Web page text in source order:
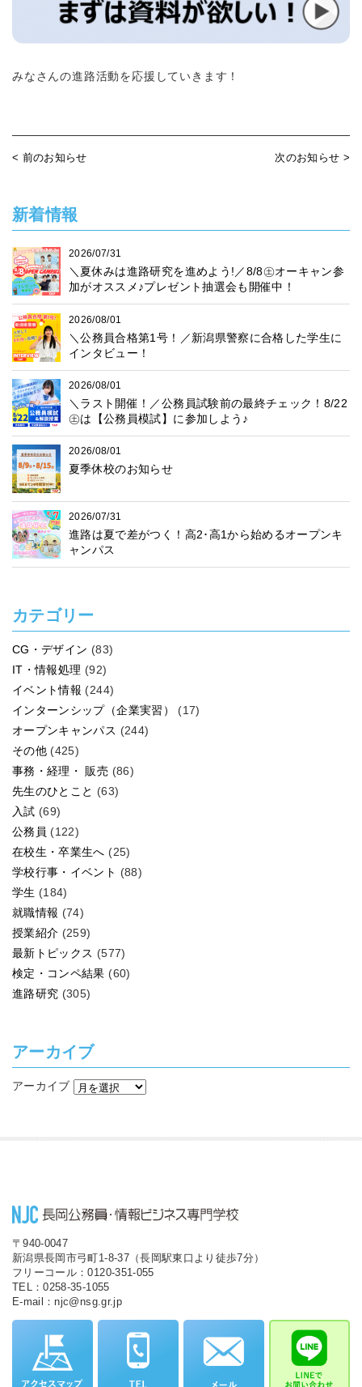
みなさんの進路活動を応援していきます！
< 前のお知らせ 次のお知らせ >
新着情報
2026/07/31
＼夏休みは進路研究を進めよう!／8/8㊏オーキャン参
加がオススメ♪プレゼント抽選会も開催中！
2026/08/01
＼公務員合格第1号！／新潟県警察に合格した学生に
インタビュー！
2026/08/01
＼ラスト開催！／公務員試験前の最終チェック！8/22
㊏は【公務員模試】に参加しよう♪
2026/08/01
夏季休校のお知らせ
2026/07/31
進路は夏で差がつく！高2･高1から始めるオープンキ
ャンパス
カテゴリー
CG・デザイン (83)
IT・情報処理 (92)
イベント情報 (244)
インターンシップ（企業実習）
(17)
オープンキャンパス (244)
その他 (425)
事務・経理・ 販売 (86)
先生のひとこと (63)
入試 (69)
公務員 (122)
在校生・卒業生へ (25)
学校行事・イベント (88)
学生 (184)
就職情報 (74)
授業紹介 (259)
最新トピックス (577)
検定・コンペ結果 (60)
進路研究 (305)
アーカイブ
アーカイブ
〒940-0047
新潟県長岡市弓町1-8-37（長岡駅東口より徒歩7分）
フリーコール：0120-351-055
TEL：0258-35-1055
E-mail：njc@nsg.gr.jp